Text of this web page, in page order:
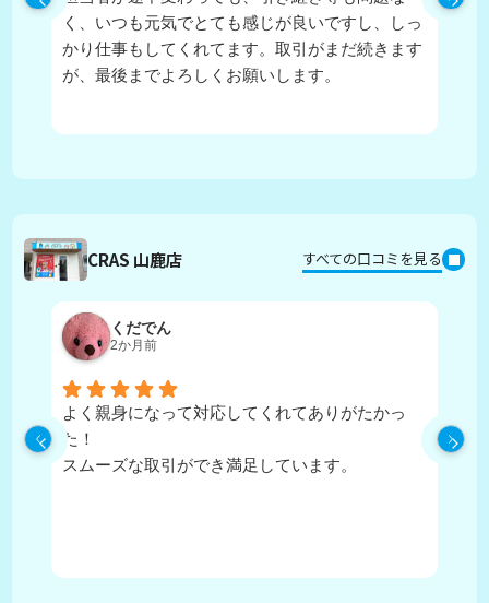
く、いつも元気でとても感じが良いですし、しっ
かり仕事もしてくれてます。取引がまだ続きます
が、最後までよろしくお願いします。
CRAS 山鹿店 すべての口コミを見る
くだでん
2か月前
よく親身になって対応してくれてありがたかっ
た！
スムーズな取引ができ満足しています。